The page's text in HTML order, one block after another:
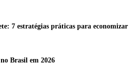
7 estratégias práticas para economizar
Brasil em 2026